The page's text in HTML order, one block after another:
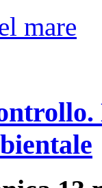
mare